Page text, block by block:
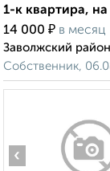
1-к квартира,
14 000 ₽ в месяц
Заволжский
Собственник,
‹